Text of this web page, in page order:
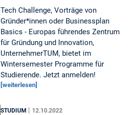
Tech Challenge, Vorträge von
Gründer*innen oder Businessplan
Basics - Europas führendes Zentrum
für Gründung und Innovation,
UnternehmerTUM, bietet im
Wintersemester Programme für
Studierende. Jetzt anmelden!
[weiterlesen]
STUDIUM 12.10.2022